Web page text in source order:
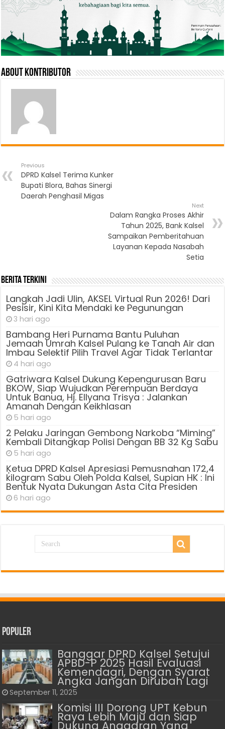
About Kontributor
Previous
DPRD Kalsel Terima Kunker
Bupati Blora, Bahas Sinergi
Daerah Penghasil Migas
Next
Dalam Rangka Proses Akhir
Tahun 2025, Bank Kalsel
Sampaikan Pemberitahuan
Layanan Kepada Nasabah
Setia
Berita Terkini
Langkah Jadi Ulin, AKSEL Virtual Run 2026! Dari
Pesisir, Kini Kita Mendaki ke Pegunungan
3 hari ago
Bambang Heri Purnama Bantu Puluhan
Jemaah Umrah Kalsel Pulang ke Tanah Air dan
Imbau Selektif Pilih Travel Agar Tidak Terlantar
4 hari ago
Gatriwara Kalsel Dukung Kepengurusan Baru
BKOW, Siap Wujudkan Perempuan Berdaya
Untuk Banua, Hj. Ellyana Trisya : Jalankan
Amanah Dengan Keikhlasan
5 hari ago
2 Pelaku Jaringan Gembong Narkoba “Miming”
Kembali Ditangkap Polisi Dengan BB 32 Kg Sabu
5 hari ago
Ķetua DPRD Kalsel Apresiasi Pemusnahan 172,4
kilogram Sabu Oleh Polda Kalsel, Supian HK : Ini
Bentuk Nyata Dukungan Asta Cita Presiden
6 hari ago
Populer
Banggar DPRD Kalsel Setujui
APBD-P 2025 Hasil Evaluasi
Kemendagri, Dengan Syarat
Angka Jangan Dirubah Lagi
September 11, 2025
Komisi III Dorong UPT Kebun
Raya Lebih Maju dan Siap
Dukung Anggaran Yang